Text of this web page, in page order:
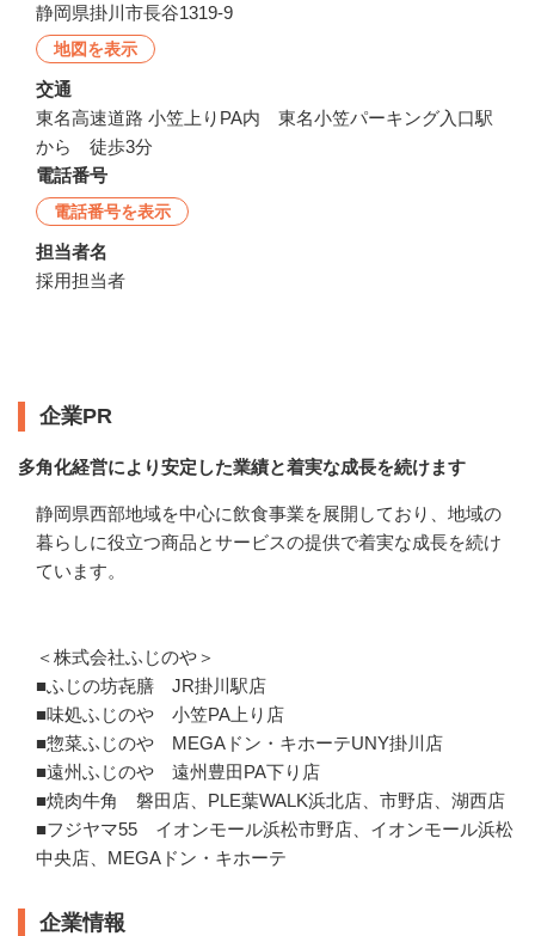
静岡県掛川市長谷1319‐9
地図を表示
交通
東名高速道路 小笠上りPA内 東名小笠パーキング入口駅
から 徒歩3分
電話番号
電話番号を表示
担当者名
採用担当者
企業PR
多角化経営により安定した業績と着実な成長を続けます
静岡県西部地域を中心に飲食事業を展開しており、地域の
暮らしに役立つ商品とサービスの提供で着実な成長を続け
ています。
＜株式会社ふじのや＞
■ふじの坊㐂膳　JR掛川駅店
■味処ふじのや　小笠PA上り店
■惣菜ふじのや　MEGAドン・キホーテUNY掛川店
■遠州ふじのや　遠州豊田PA下り店
■焼肉牛角　磐田店、PLE葉WALK浜北店、市野店、湖西店
■フジヤマ55　イオンモール浜松市野店、イオンモール浜松
中央店、MEGAドン・キホーテ
企業情報